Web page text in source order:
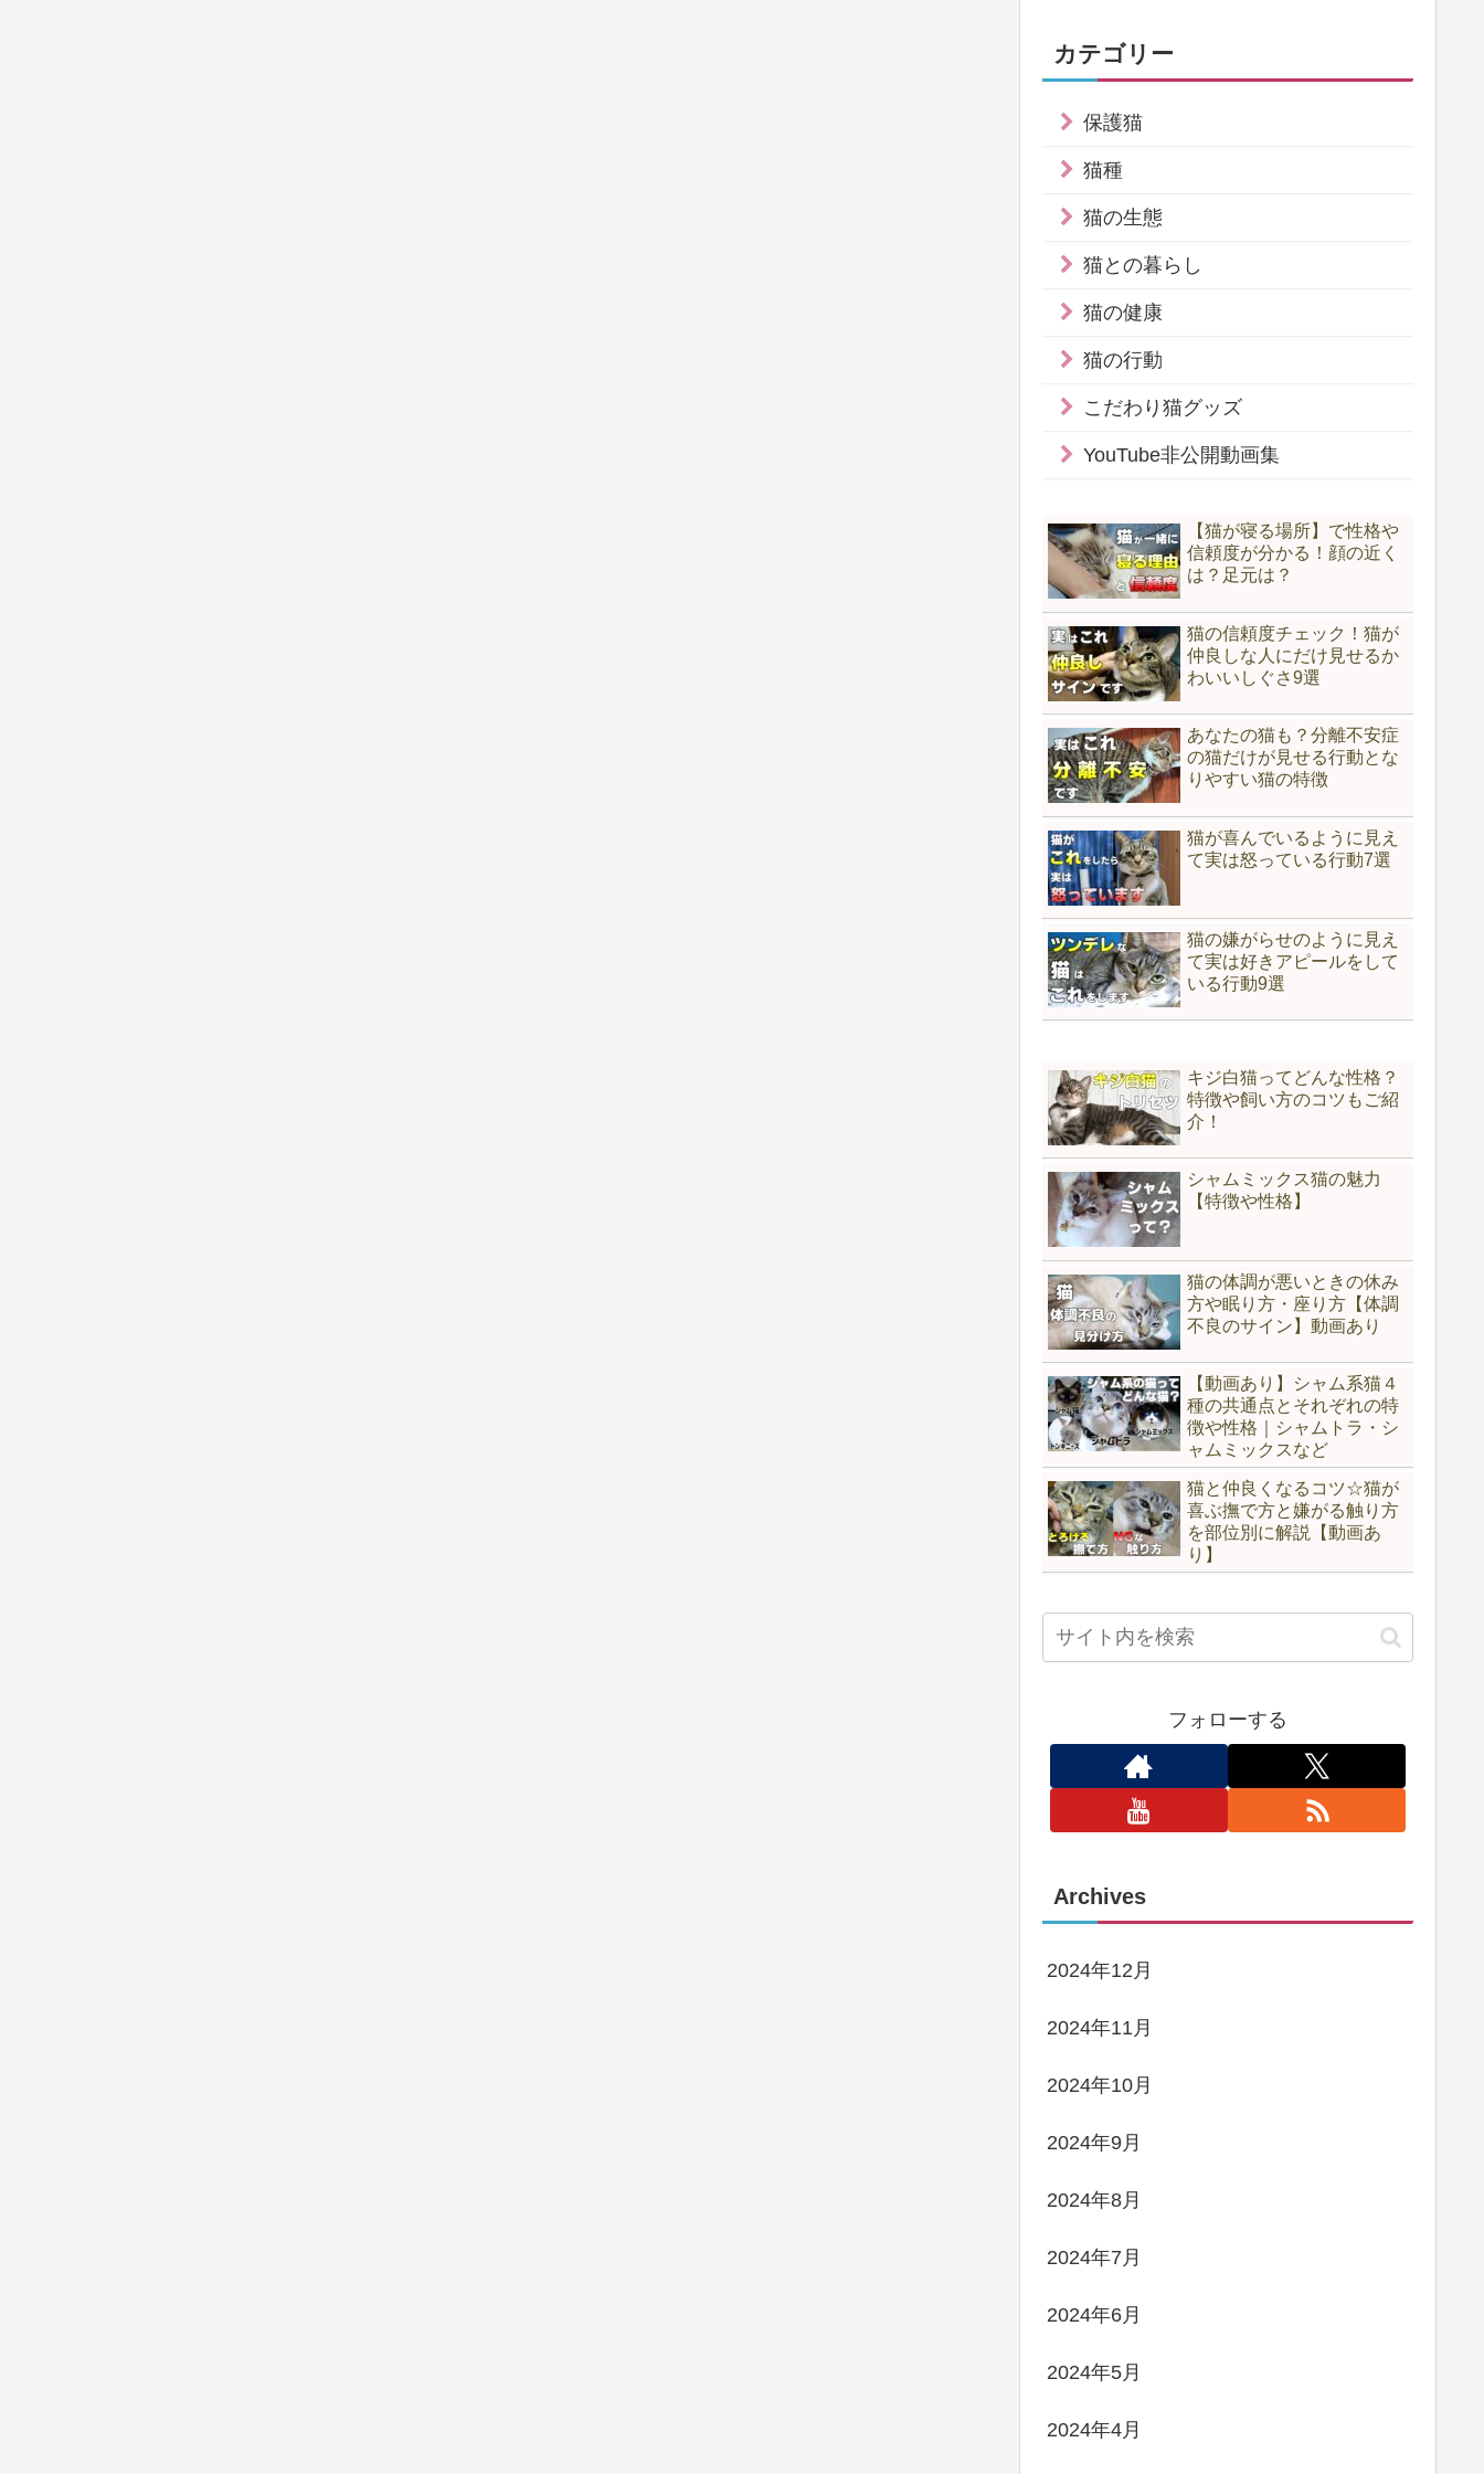
カテゴリー
保護猫
猫種
猫の生態
猫との暮らし
猫の健康
猫の行動
こだわり猫グッズ
YouTube非公開動画集
【猫が寝る場所】で性格や
信頼度が分かる！顔の近く
は？足元は？
猫の信頼度チェック！猫が
仲良しな人にだけ見せるか
わいいしぐさ9選
あなたの猫も？分離不安症
の猫だけが見せる行動とな
りやすい猫の特徴
猫が喜んでいるように見え
て実は怒っている行動7選
猫の嫌がらせのように見え
て実は好きアピールをして
いる行動9選
キジ白猫ってどんな性格？
特徴や飼い方のコツもご紹
介！
シャムミックス猫の魅力
【特徴や性格】
猫の体調が悪いときの休み
方や眠り方・座り方【体調
不良のサイン】動画あり
【動画あり】シャム系猫４
種の共通点とそれぞれの特
徴や性格｜シャムトラ・シ
ャムミックスなど
猫と仲良くなるコツ☆猫が
喜ぶ撫で方と嫌がる触り方
を部位別に解説【動画あ
り】
フォローする
Archives
2024年12月
2024年11月
2024年10月
2024年9月
2024年8月
2024年7月
2024年6月
2024年5月
2024年4月